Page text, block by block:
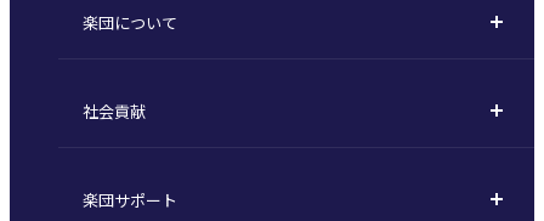
東京オペラシティシリーズ
特別演奏会など
その他の公演
定期会員券 / セット券
1回券
楽団について
東京交響楽団とは
指揮者
社会貢献
川崎市 - フランチャイズ
楽団サポート